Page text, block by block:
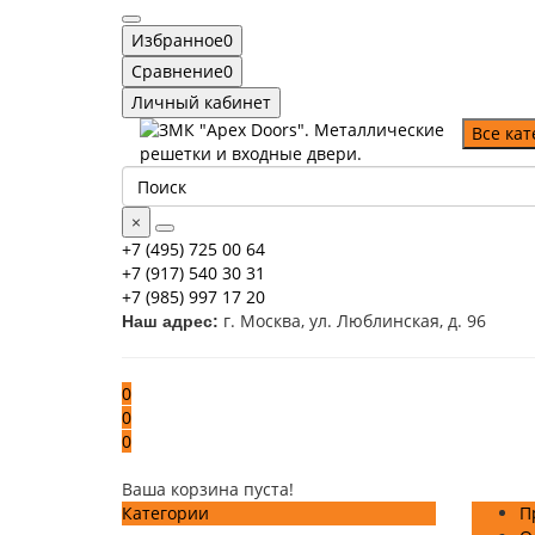
Избранное0
Сравнение0
Личный кабинет
Все
×
+7 (495) 725 00 64
+7 (917) 540 30 31
+7 (985) 997 17 20
Наш адрес: г. Москва, ул. Люблинская, д. 96
0
0
0
Ваша корзина пуста!
Категории